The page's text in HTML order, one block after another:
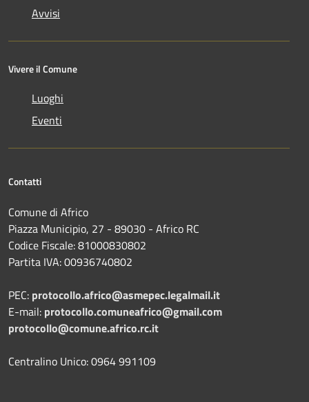
Avvisi
Vivere il Comune
Luoghi
Eventi
Contatti
Comune di Africo
Piazza Municipio, 27 - 89030 - Africo RC
Codice Fiscale: 81000830802
Partita IVA: 00936740802
PEC: protocollo.africo@asmepec.legalmail.it
E-mail: protocollo.comuneafrico@gmail.com
protocollo@comune.africo.rc.it
Centralino Unico: 0964 991109